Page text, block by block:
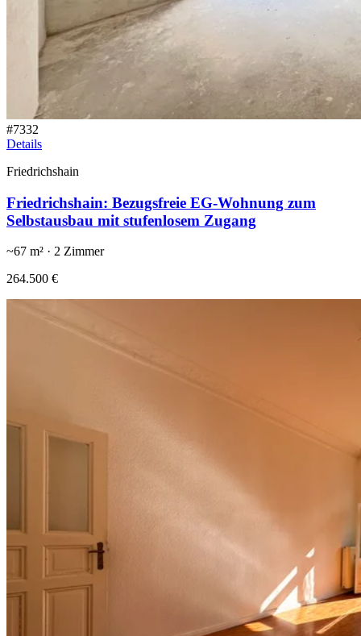
#7332
Details
Friedrichshain
Friedrichshain: Bezugsfreie EG-Wohnung zum
Selbstausbau mit stufenlosem Zugang
~67 m² · 2 Zimmer
264.500 €